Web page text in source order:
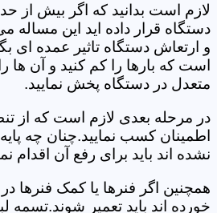
لازم است بدانید که اگر بیش از حد
دستگاه قرار داده اید این مساله
و ارتعاش دستگاه تاثیر عمده ای
است که بارها را کم کنید و آن ها
متعدل در دستگاه پخش نمایید.
در مرحله بعدی لازم است که از
اطمینان کسب نمایید.چنان چه
نشده اند باید برای رفع آن اقدام
همچنین اگر فنرها یا کمک فنرها
خورده اند باید تعمیر شوند.تسمه